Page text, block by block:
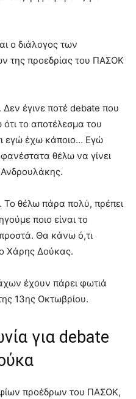
ο διάλογος των
της προεδρίας του ΠΑΣΟΚ
έγινε ποτέ debate που
το αποτέλεσμα του
εγώ έχω κάποιο… Εγώ
θέλω να γίνει
Το θέλω πάρα πολύ, πρέπει
ποιο είναι το
Θα κάνω ό,τι
ο Χάρης Δούκας.
έχουν πάρει φωτιά
13ης Οκτωβρίου.
για debate
προέδρων του ΠΑΣΟΚ,